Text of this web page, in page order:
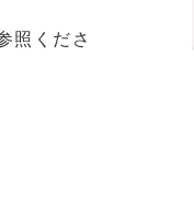
照くださ